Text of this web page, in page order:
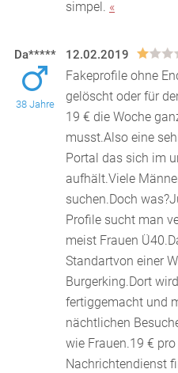
simpel. «
Da*****
38 Jahre
12.02.2019
Fakeprofile ohne
gelöscht oder für
19 € die Woche
musst.Also eine
Portal das sich im
aufhält.Viele
suchen.Doch
Profile sucht man
meist Frauen
Standartvon einer
Burgerking.Dort
fertiggemacht und
nächtlichen
wie Frauen.19 €
Nachrichtendienst